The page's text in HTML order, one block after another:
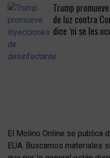
Trump
de luz contra
dice ‘ni se les
El Molino Online se publica
EUA. Buscamos materiales